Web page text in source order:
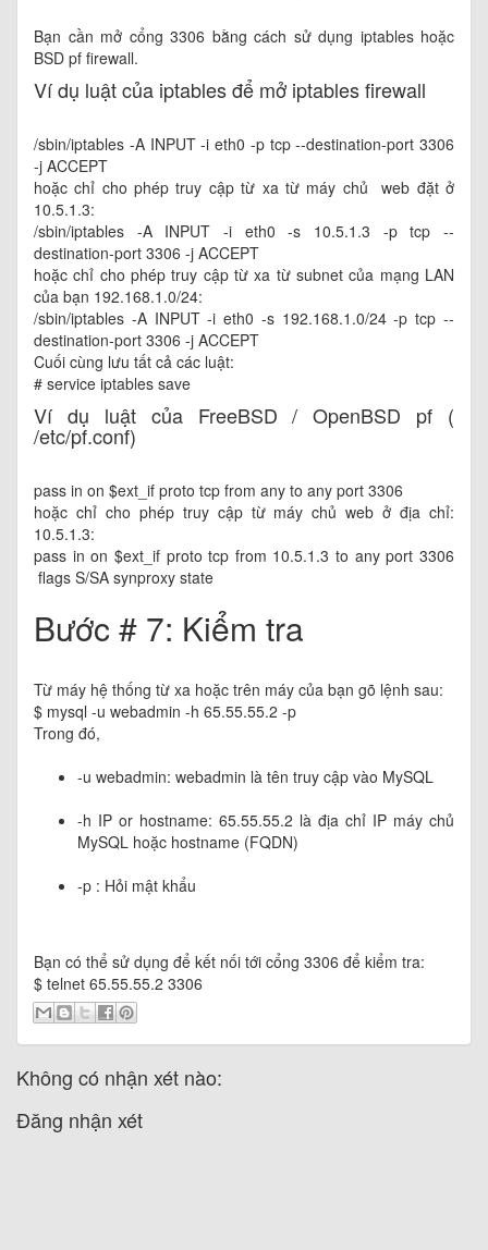
Bạn cần mở cổng 3306 bằng cách sử dụng iptables hoặc
BSD pf firewall.
Ví dụ luật của iptables để mở iptables firewall
/sbin/iptables -A INPUT -i eth0 -p tcp --destination-port 3306
-j ACCEPT
hoặc chỉ cho phép truy cập từ xa từ máy chủ web đặt ở
10.5.1.3:
/sbin/iptables -A INPUT -i eth0 -s 10.5.1.3 -p tcp --
destination-port 3306 -j ACCEPT
hoặc chỉ cho phép truy cập từ xa từ subnet của mạng LAN
của bạn 192.168.1.0/24:
/sbin/iptables -A INPUT -i eth0 -s 192.168.1.0/24 -p tcp --
destination-port 3306 -j ACCEPT
Cuối cùng lưu tất cả các luật:
# service iptables save
Ví dụ luật của FreeBSD / OpenBSD pf (
/etc/pf.conf)
pass in on $ext_if proto tcp from any to any port 3306
hoặc chỉ cho phép truy cập từ máy chủ web ở địa chỉ:
10.5.1.3:
pass in on $ext_if proto tcp from 10.5.1.3 to any port 3306
flags S/SA synproxy state
Bước # 7: Kiểm tra
Từ máy hệ thống từ xa hoặc trên máy của bạn gõ lệnh sau:
$ mysql -u webadmin -h 65.55.55.2 -p
Trong đó,
-u webadmin: webadmin là tên truy cập vào MySQL
-h IP or hostname: 65.55.55.2 là địa chỉ IP máy chủ
MySQL hoặc hostname (FQDN)
-p : Hỏi mật khẩu
Bạn có thể sử dụng để kết nối tới cổng 3306 để kiểm tra:
$ telnet 65.55.55.2 3306
Không có nhận xét nào:
Đăng nhận xét